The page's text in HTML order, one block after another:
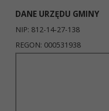
DANE URZĘDU GMINY
NIP: 812-14-27-138
REGON: 000531938